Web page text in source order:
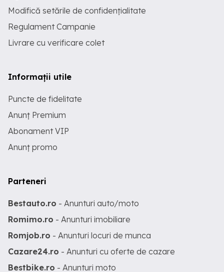
Modifică setările de confidențialitate
Regulament Campanie
Livrare cu verificare colet
Informații utile
Puncte de fidelitate
Anunț Premium
Abonament VIP
Anunț promo
Parteneri
Bestauto.ro - Anunturi auto/moto
Romimo.ro - Anunturi imobiliare
Romjob.ro - Anunturi locuri de munca
Cazare24.ro - Anunturi cu oferte de cazare
Bestbike.ro - Anunturi moto